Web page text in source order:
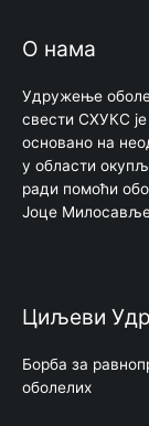
О нама
Удружење
свести СХУКС
основано на
у области
ради помоћи
Јоце
Циљеви
Борбa за
оболелих